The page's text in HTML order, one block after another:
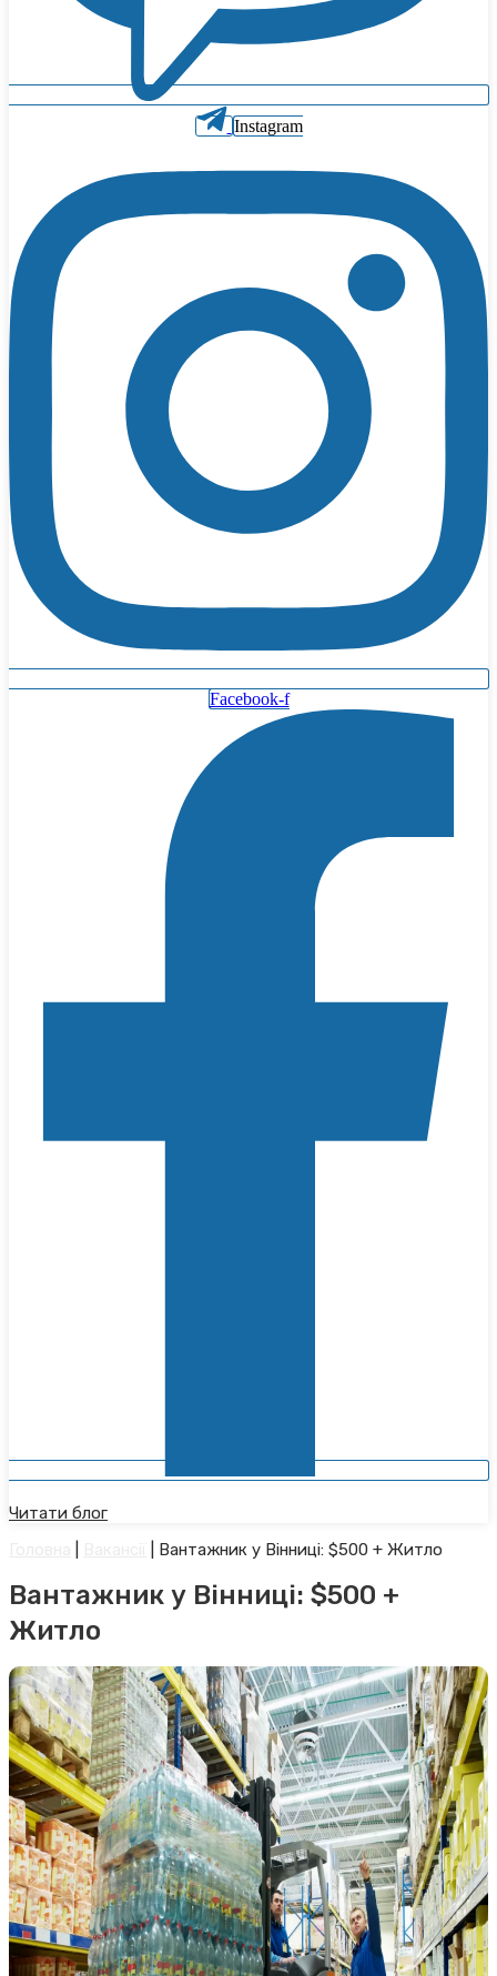
Instagram
Facebook-f
Читати блог
Вантажник у Вінниці: $500 + Житло
Вантажник у Вінниці: $500 +
Житло